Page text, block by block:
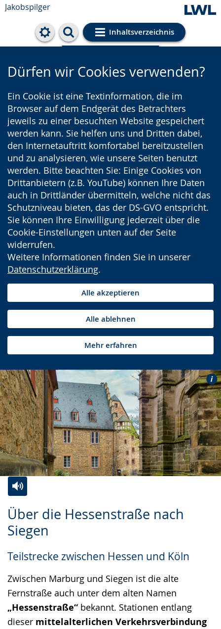
Jakobspilger
Inhaltsverzeichnis
Cookie-Einstellungen
Dürfen wir Cookies verwenden?
Ein Cookie ist eine Textinformation, die im
Browser auf dem Endgerät des Betrachters
jeweils zu einer besuchten Website gespeichert
werden kann. Sie helfen uns und Dritten dabei,
den Internetauftritt komfortabel bereitzustellen
und zu analysieren, wie unsere Seiten benutzt
werden. Bitte beachten Sie: Einige Cookies von
Drittanbietern (z.B. YouTube) können Ihre Daten
auch in Drittländer übermitteln, welche nicht das
Schutzniveau bieten, das der DS-GVO entspricht.
Sie können Ihre Einwilligung jederzeit über die
Cookie-Einstellungen unten auf der Seite
widerrufen.
Weitere Informationen finden Sie in unserer
Datenschutzerklärung.
Alle akzeptieren
Alle ablehnen
Mehr erfahren
Über die Hessenstraße nach
Siegen
Teilstrecke zwischen Hessen und Köln
Zwischen Marburg und Siegen ist die alte
Fernstraße auch unter dem alten Namen
„Hessenstraße“ bekannt. Stationen entlang
dieser mittelalterlichen Verkehrsverbindung
Leichten
Sprache
Audio-
Unterstützung.
Video
in
Gebärdensprache
wird
angezeigt.